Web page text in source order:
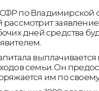
по Владимирской
рассмотрит
дней средства
семьи. Он
им по